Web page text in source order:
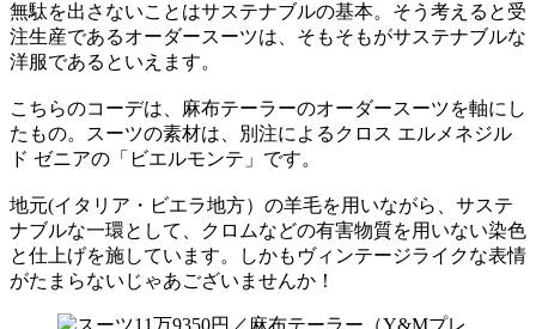
無駄を出さないことはサステナブルの基本。そう考えると受
注生産であるオーダースーツは、そもそもがサステナブルな
洋服であるといえます。
こちらのコーデは、麻布テーラーのオーダースーツを軸にし
たもの。スーツの素材は、別注によるクロス エルメネジル
ド ゼニアの「ビエルモンテ」です。
地元(イタリア・ビエラ地方）の羊毛を用いながら、サステ
ナブルな一環として、クロムなどの有害物質を用いない染色
と仕上げを施しています。しかもヴィンテージライクな表情
がたまらないじゃあございませんか！